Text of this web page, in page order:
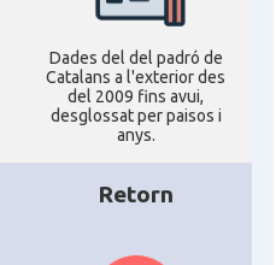
Dades del del padró de
Catalans a l'exterior des
del 2009 fins avui,
desglossat per paisos i
anys.
Retorn